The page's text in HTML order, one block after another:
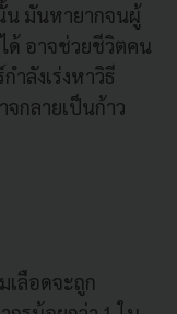
น มันหายากจนผู้
ด้ อาจช่วยชีวิตคน
ลังเร่งหาวิธี
กลายเป็นก้าว
เลือดจะถูก